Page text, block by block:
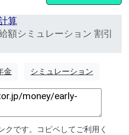
算
額シミュレーション 割引
金 シミュレーション
クです。コピペしてご利用く